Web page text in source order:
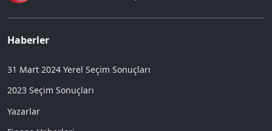
Haberler
31 Mart 2024 Yerel Seçim Sonuçları
2023 Seçim Sonuçları
Yazarlar